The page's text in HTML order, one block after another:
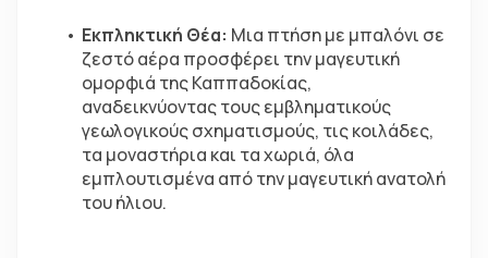
Εκπληκτική Θέα: Μια πτήση με μπαλόνι σε
ζεστό αέρα προσφέρει την μαγευτική
ομορφιά της Καππαδοκίας,
αναδεικνύοντας τους εμβληματικούς
γεωλογικούς σχηματισμούς, τις κοιλάδες,
τα μοναστήρια και τα χωριά, όλα
εμπλουτισμένα από την μαγευτική ανατολή
του ήλιου.